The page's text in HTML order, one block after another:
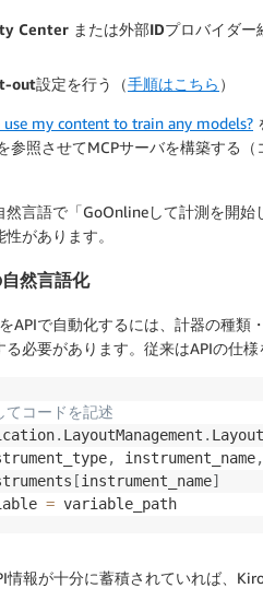
Center または外部IDプロバイダー
out設定を行う （手順はこちら ）
use my content to train any models?
参照させてMCPサーバを構築する
言語で「GoOnlineして計測を開
があります。
然言語化
APIで自動化するには、計器の種
必要があります。従来はAPIの仕
コードを記述
. LayoutManagement .
, instrument_name,
[instrument_name]
=
情報が十分に蓄積されていれば、